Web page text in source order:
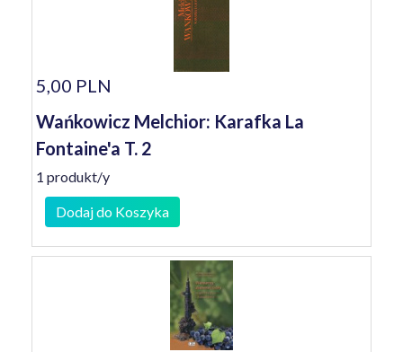
5,00 PLN
Wańkowicz Melchior: Karafka La
Fontaine'a T. 2
1 produkt/y
Dodaj do Koszyka